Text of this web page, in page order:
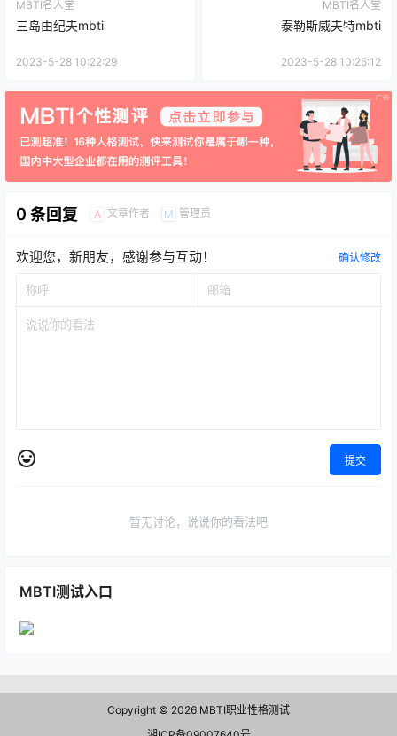
MBTI名人堂
三岛由纪夫mbti
2023-5-28 10:22:29
MBTI名人堂
泰勒斯威夫特mbti
2023-5-28 10:25:12
0 条回复 A 文章作者 M 管理员
欢迎您，新朋友，感谢参与互动！ 确认修改
提交
暂无讨论，说说你的看法吧
MBTI测试入口
Copyright © 2026 MBTI职业性格测试